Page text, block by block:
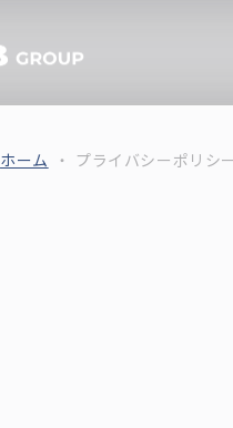
ホーム プライバシーポリシー